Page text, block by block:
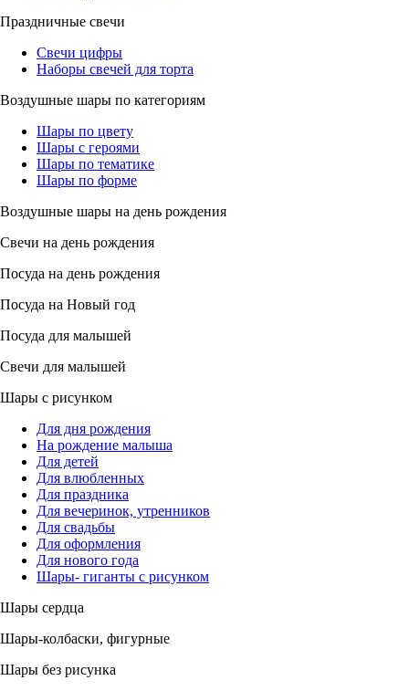
Праздничные свечи
Свечи цифры
Наборы свечей для торта
Воздушные шары по категориям
Шары по цвету
Шары с героями
Шары по тематике
Шары по форме
Воздушные шары на день рождения
Свечи на день рождения
Посуда на день рождения
Посуда на Новый год
Посуда для малышей
Свечи для малышей
Шары с рисунком
Для дня рождения
На рождение малыша
Для детей
Для влюбленных
Для праздника
Для вечеринок, утренников
Для свадьбы
Для оформления
Для нового года
Шары- гиганты с рисунком
Шары сердца
Шары-колбаски, фигурные
Шары без рисунка